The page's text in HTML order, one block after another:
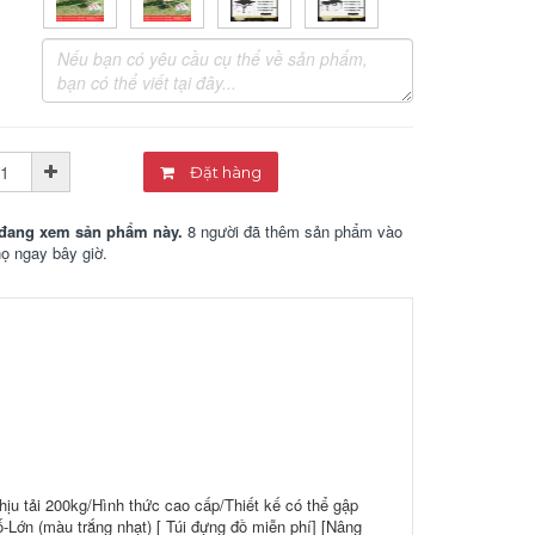
Đặt hàng
xem sản phẩm này. 8 người đã thêm sản phẩm vào
ngay bây giờ.
tải 200kg/Hình thức cao cấp/Thiết kế có thể gập
(màu trắng nhạt) [ Túi đựng đồ miễn phí] [Nâng